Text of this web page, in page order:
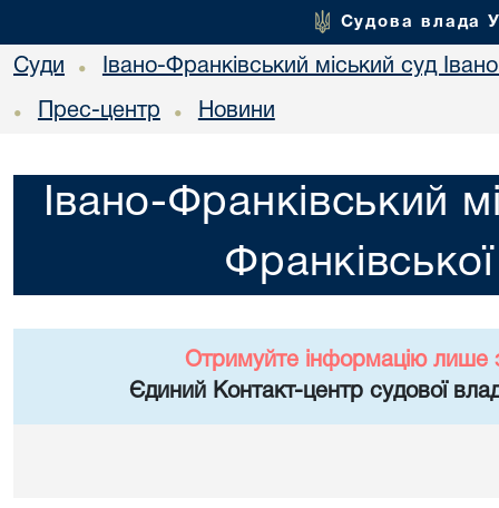
Судова влада
Суди • Івано-Франківський міський суд
• Прес-центр • Новини
Івано-Франківський
Отримуйте інформацію лише
Єдиний Контакт-центр судової